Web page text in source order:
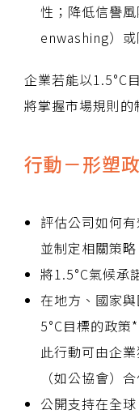
性；降低信譽
enwashing）
企業若能以1.5°C
將掌握市場規則的
行動－形塑
評估公司如何
並制定相關策略
將1.5°C氣候承
在地方、國家
5°C目標的政策
此行動可由企
（如公協會）
公開支持在全